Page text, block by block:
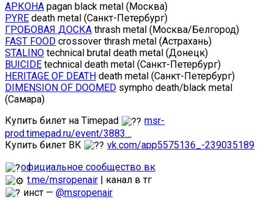
АРКОНА pagan black metal (Москва)
PYRE death metal (Санкт-Петербург)
ГРОБОВАЯ ДОСКА thrash metal (Москва/Белгород)
FAST FOOD crossover thrash metal (Астрахань)
STALINO technical brutal death metal (Донецк)
BUICIDE technical death metal (Санкт-Петербург)
HERITAGE OF DEATH death metal (Санкт-Петербург)
DIMENSION OF DOOMED sympho death/black metal
(Самара)
Купить билет на Timepad
msr-
prod.timepad.ru/event/3883…
Купить билет ВК
vk.com/app5575136_-239035189
официальное сообщество вк
t.me/msropenair | канал в тг
инст —@msropenair